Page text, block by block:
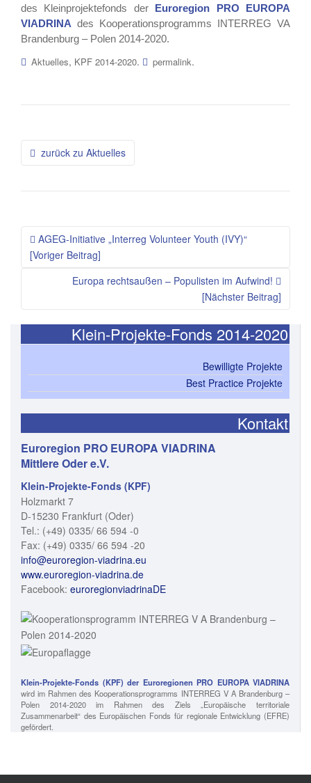
des Kleinprojektefonds der Euroregion PRO EUROPA
VIADRINA des Kooperationsprogramms INTERREG VA
Brandenburg – Polen 2014-2020.
Aktuelles, KPF 2014-2020. permalink.
Beitragsnavigation
zurück zu Aktuelles
AGEG-Initiative „Interreg Volunteer Youth (IVY)“
[Voriger Beitrag]
Europa rechtsaußen – Populisten im Aufwind!
[Nächster Beitrag]
Klein-Projekte-Fonds 2014-2020
Bewilligte Projekte
Best Practice Projekte
Kontakt
Euroregion PRO EUROPA VIADRINA
Mittlere Oder e.V.
Klein-Projekte-Fonds (KPF)
Holzmarkt 7
D-15230 Frankfurt (Oder)
Tel.: (+49) 0335/ 66 594 -0
Fax: (+49) 0335/ 66 594 -20
info@euroregion-viadrina.eu
www.euroregion-viadrina.de
Facebook: euroregionviadrinaDE
Klein-Projekte-Fonds (KPF) der Euroregionen PRO EUROPA VIADRINA
wird im Rahmen des Kooperationsprogramms INTERREG V A Brandenburg –
Polen 2014-2020 im Rahmen des Ziels „Europäische territoriale
Zusammenarbeit“ des Europäischen Fonds für regionale Entwicklung (EFRE)
gefördert.